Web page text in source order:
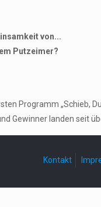
von...
Putzeimer?
Programm „Schieb,
Gewinner landen seit
Kontakt